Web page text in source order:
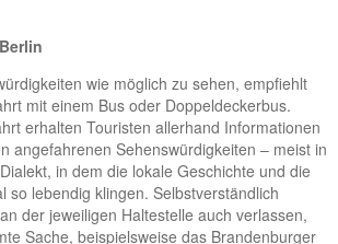
wie möglich zu sehen, empfiehlt
mit einem Bus oder Doppeldeckerbus.
erhalten Touristen allerhand Informationen
angefahrenen Sehenswürdigkeiten – meist in
in dem die lokale Geschichte und die
so lebendig klingen. Selbstverständlich
der jeweiligen Haltestelle auch verlassen,
Sache, beispielsweise das Brandenburger